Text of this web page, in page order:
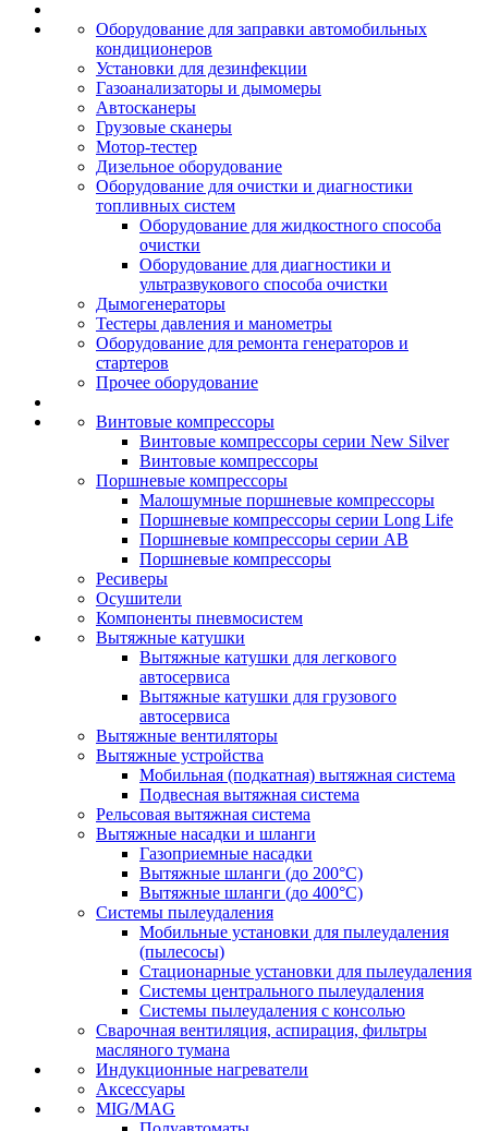
Оборудование для заправки автомобильных
кондиционеров
Установки для дезинфекции
Газоанализаторы и дымомеры
Автосканеры
Грузовые сканеры
Мотор-тестер
Дизельное оборудование
Оборудование для очистки и диагностики
топливных систем
Оборудование для жидкостного способа
очистки
Оборудование для диагностики и
ультразвукового способа очистки
Дымогенераторы
Тестеры давления и манометры
Оборудование для ремонта генераторов и
стартеров
Прочее оборудование
Винтовые компрессоры
Винтовые компрессоры серии New Silver
Винтовые компрессоры
Поршневые компрессоры
Малошумные поршневые компрессоры
Поршневые компрессоры серии Long Life
Поршневые компрессоры серии AB
Поршневые компрессоры
Ресиверы
Осушители
Компоненты пневмосистем
Вытяжные катушки
Вытяжные катушки для легкового
автосервиса
Вытяжные катушки для грузового
автосервиса
Вытяжные вентиляторы
Вытяжные устройства
Мобильная (подкатная) вытяжная система
Подвесная вытяжная система
Рельсовая вытяжная система
Вытяжные насадки и шланги
Газоприемные насадки
Вытяжные шланги (до 200°C)
Вытяжные шланги (до 400°C)
Системы пылеудаления
Мобильные установки для пылеудаления
(пылесосы)
Стационарные установки для пылеудаления
Системы центрального пылеудаления
Системы пылеудаления с консолью
Сварочная вентиляция, аспирация, фильтры
масляного тумана
Индукционные нагреватели
Аксессуары
MIG/MAG